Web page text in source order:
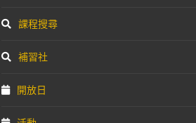
課程搜尋
補習社
開放日